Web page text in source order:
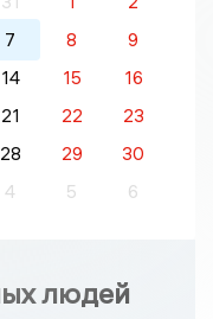
7 8
9
14 15
16
21 22
23
28 29
30
4 5 6
людей